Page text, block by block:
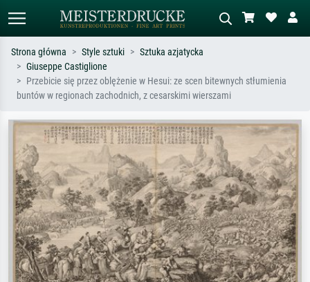
Wyszukiwanie standardowe Wyszukiwanie obrazów AI
Szukaj wg artysty, tytułu lub stylu – np.
impresjonizm, fala Hokusaia, akt.
Opisz scenę – np. zielona łąka,
stojący akt obok drzewa.
Strona główna Style sztuki
Sztuka azjatycka
Giuseppe Castiglione
Przebicie się przez oblężenie w Hesui: ze scen bitewnych stłumienia
buntów w regionach zachodnich, z cesarskimi wierszami